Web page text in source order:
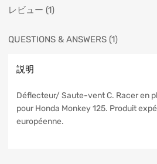
レビュー (1)
QUESTIONS & ANSWERS (1)
説明
Déflecteur/ Saute-vent C. Racer en
pour Honda Monkey 125. Produit
européenne.